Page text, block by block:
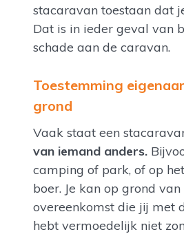
stacaravan toestaan dat
Dat is in ieder geval van
schade aan de caravan.
Toestemming
grond
Vaak staat een
van iemand anders.
camping of park, of op
boer. Je kan op grond van
overeenkomst die jij met
hebt vermoedelijk niet